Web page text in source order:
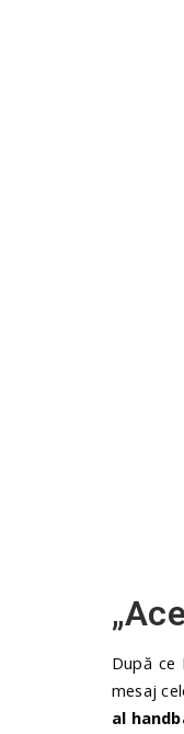
După ce
mesaj
al